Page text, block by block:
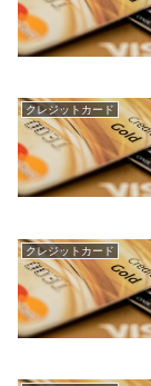
クレジットカード
クレジットカード